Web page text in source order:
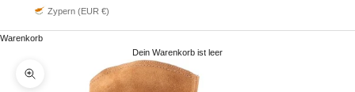
Zypern (EUR €)
Warenkorb
Dein Warenkorb ist leer
Bild vergrößern